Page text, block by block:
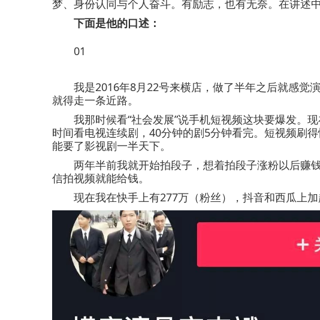
梦、身份认同与个人奋斗。有励志，也有无奈。在讲述
下面是他的口述：
01
我是2016年8月22号来横店，做了半年之后就感觉演
就得走一条近路。
我那时候看“社会发展”说手机短视频这块要爆发。
时间看电视连续剧，40分钟的剧5分钟看完。短视频刷
能要了影视剧一半天下。
两年半前我就开始拍段子，想着拍段子涨粉以后赚
信拍视频就能给钱。
现在我在快手上有277万（粉丝），抖音和西瓜上加